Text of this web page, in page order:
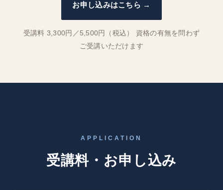
お申し込みはこちら →
受講料 3,300円／5,500円（税込） 資格の有無を問わず
ご受講いただけます
APPLICATION
受講料・お申し込み